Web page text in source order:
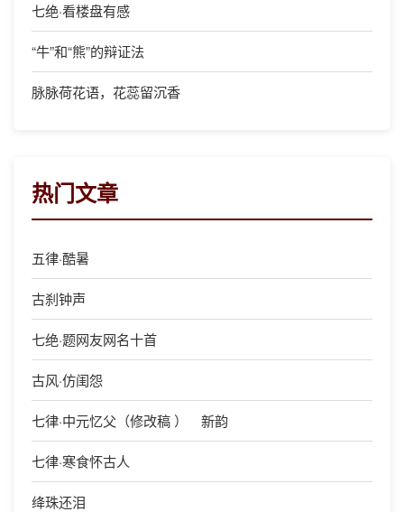
七绝·看楼盘有感
“牛”和“熊”的辩证法
脉脉荷花语，花蕊留沉香
热门文章
五律·酷暑
古刹钟声
七绝·题网友网名十首
古风·仿闺怨
七律·中元忆父（修改稿 ） 新韵
七律·寒食怀古人
绛珠还泪